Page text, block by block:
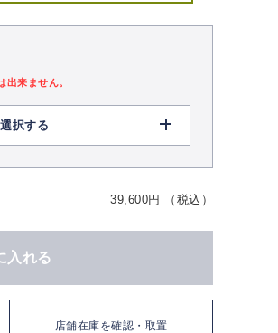
来ません。
択する
39,600円 （税込）
入れる
店舗在庫を確認・取置